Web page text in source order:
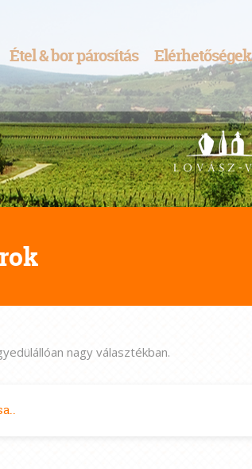
Étel & bor párosítás Elérhetőségek
nagy választékban.